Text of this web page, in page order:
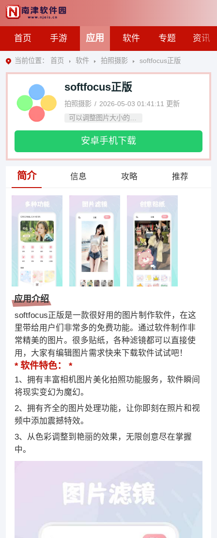
首页 手游 应用 软件 专题 资讯
当前位置： 首页 软件 拍照摄影 softfocus正版
softfocus正版
拍照摄影 2026-05-03 01:41:11 更新
安卓手机下载
简介 信息 攻略 推荐
应用介绍
softfocus正版是一款很好用的图片制作软件，在这
里带给用户们非常多的免费功能。通过软件制作非
常精美的图片。很多贴纸，各种滤镜都可以直接使
用，大家有编辑图片需求快来下载软件试试吧！
软件特色：
1、拥有丰富相机图片美化拍照功能服务，软件瞬间
将现实变幻为魔幻。
2、拥有齐全的图片处理功能，让你即刻在照片和视
频中添加震撼特效。
3、从色彩调整到艳丽的效果，无限创意尽在掌握
中。